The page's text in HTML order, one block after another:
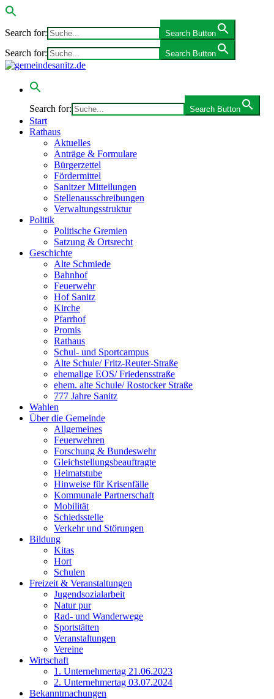
Search for: Search Button
Search for: Search Button
Search for: Search Button
Start
Rathaus
Aktuelles
Anträge & Formulare
Bürgerzettel
Fördermittel
Sanitzer Mitteilungen
Stellenausschreibungen
Verwaltungsstruktur
Politik
Politische Gremien
Satzung & Ortsrecht
Geschichte
Alte Schmiede
Bahnhof
Feuerwehr
Hof Sanitz
Kirche
Pfarrhof
Promis
Rathaus
Schul- und Sportcampus
Alte Schule/ Fritz-Reuter-Straße
ehemalige EOS/ Friedensstraße
ehem. alte Schule/ Rostocker Straße
777 Jahre Sanitz
Wahlen
Über die Gemeinde
Allgemeines
Feuerwehren
Forschung & Bundeswehr
Gleichstellungsbeauftragte
Heimatstube
Hinweise für Krisenfälle
Kommunale Partnerschaft
Mobilität
Schiedsstelle
Verkehr und Störungen
Bildung
Kitas
Hort
Schulen
Freizeit & Veranstaltungen
Jugendsozialarbeit
Natur pur
Rad- und Wanderwege
Sportstätten
Veranstaltungen
Vereine
Wirtschaft
1. Unternehmertag 21.06.2023
2. Unternehmertag 03.07.2024
Bekanntmachungen